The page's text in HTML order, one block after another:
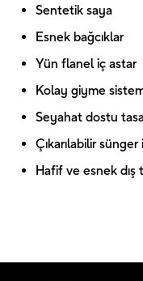
Sentetik saya
Esnek bağcıklar
Yün flanel iç astar
Kolay giyme
Seyahat dostu
Çıkarılabilir
Hafif ve esnek dış